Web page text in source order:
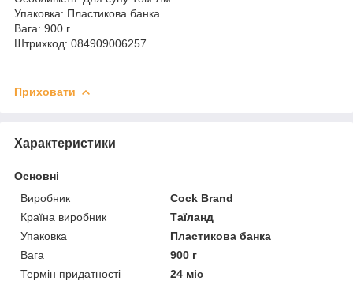
Упаковка: Пластикова банка
Вага: 900 г
Штрихкод: 084909006257
Приховати
Характеристики
Основні
Виробник
Cock Brand
Країна виробник
Таїланд
Упаковка
Пластикова банка
Вага
900 г
Термін придатності
24 міс